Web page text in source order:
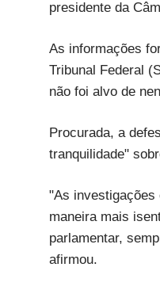
presidente da
As informações
Tribunal Federal
não foi alvo de
Procurada, a
tranquilidade"
"As investigações
maneira mais
parlamentar,
afirmou.